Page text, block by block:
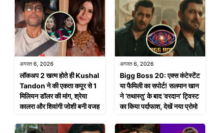
अगस्त 6, 2026
लॉकअप 2 खत्म होते ही Kushal
Tandon ने की एकता कपूर से 1
मिलियन डॉलर की मांग, श्रेया
कालरा और शिवांगी जोशी बनी वजह
अगस्त 6, 2026
Bigg Boss 20: एक्स कंटेस्टेंट
या फैमिली का सपोर्ट! सलमान खान
ने ‘तथास्तु’ के बाद ‘वरदान’ ट्विस्ट
का किया पर्दाफाश, देखें नया प्रोमो